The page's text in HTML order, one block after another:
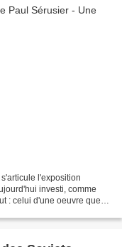
l'exposition
investi, comme
: celui d'une oeuvre que